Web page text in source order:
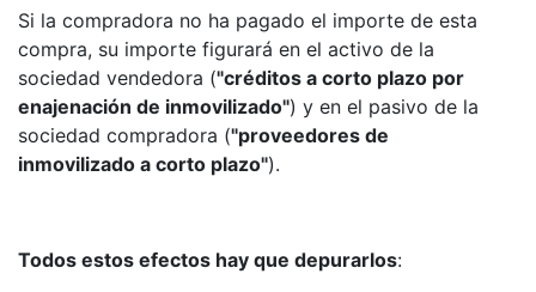
Si la compradora no ha pagado el importe de esta
compra, su importe figurará en el activo de la
sociedad vendedora ("créditos a corto plazo por
enajenación de inmovilizado") y en el pasivo de la
sociedad compradora ("proveedores de
inmovilizado a corto plazo").
Todos estos efectos hay que depurarlos: